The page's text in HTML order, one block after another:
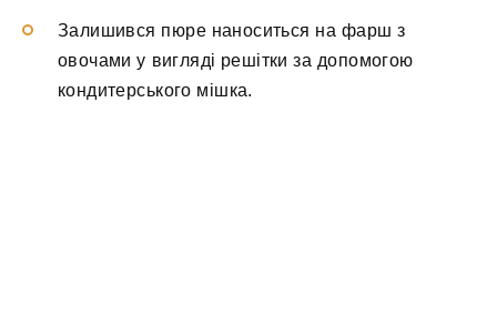
Залишився пюре наноситься на фарш з
овочами у вигляді решітки за допомогою
кондитерського мішка.